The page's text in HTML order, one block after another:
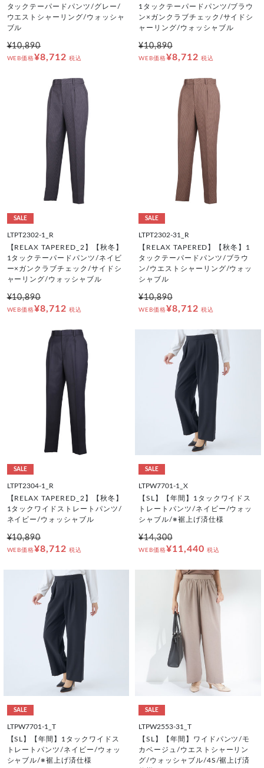
タックテーパードパンツ/グレー/
ウエストシャーリング/ウォッシャ
ブル
¥10,890
WEB価格¥8,712 税込
1タックテーパードパンツ/ブラウ
ン×ガンクラブチェック/サイドシ
ャーリング/ウォッシャブル
¥10,890
WEB価格¥8,712 税込
SALE
LTPT2302-1_R
【RELAX TAPERED_2】【秋冬】
1タックテーパードパンツ/ネイビ
ー×ガンクラブチェック/サイドシ
ャーリング/ウォッシャブル
¥10,890
WEB価格¥8,712 税込
SALE
LTPT2302-31_R
【RELAX TAPERED】【秋冬】1
タックテーパードパンツ/ブラウ
ン/ウエストシャーリング/ウォッ
シャブル
¥10,890
WEB価格¥8,712 税込
SALE
LTPT2304-1_R
【RELAX TAPERED_2】【秋冬】
1タックワイドストレートパンツ/
ネイビー/ウォッシャブル
¥10,890
WEB価格¥8,712 税込
SALE
LTPW7701-1_X
【SL】【年間】1タックワイドス
トレートパンツ/ネイビー/ウォッ
シャブル/※裾上げ済仕様
¥14,300
WEB価格¥11,440 税込
SALE
LTPW7701-1_T
【SL】【年間】1タックワイドス
トレートパンツ/ネイビー/ウォッ
シャブル/※裾上げ済仕様
SALE
LTPW2553-31_T
【SL】【年間】ワイドパンツ/モ
カベージュ/ウエストシャーリン
グ/ウォッシャブル/4S/裾上げ済